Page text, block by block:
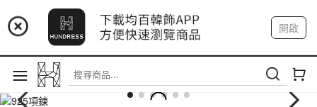
📢 市集預告：9/12-9/13 八里海巡基地
📢 市集預告：8/22-8/23 桃園青埔置地廣場
開啟
註冊 我的帳戶